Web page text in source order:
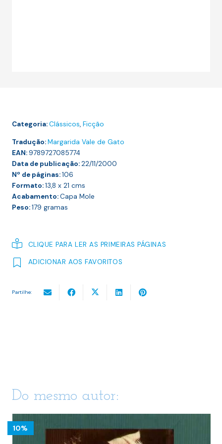
Categoria:Clássicos, Ficção
Tradução:Margarida Vale de Gato
EAN:9789727085774
Data de publicação:22/11/2000
Nº de páginas:106
Formato:13,8 x 21 cms
Acabamento:Capa Mole
Peso:179 gramas
CLIQUE PARA LER AS PRIMEIRAS PÁGINAS
ADICIONAR AOS FAVORITOS
Partilhe:
Do mesmo autor:
10%